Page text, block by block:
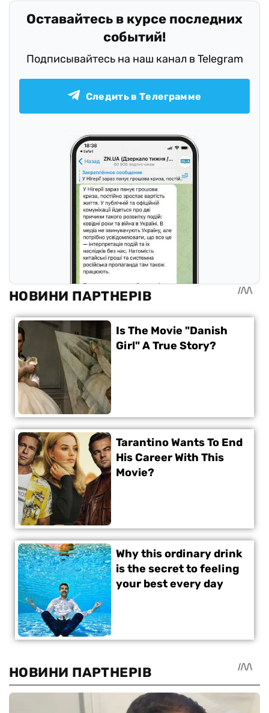
Оставайтесь в курсе последних
событий!
Подписывайтесь на наш канал в Telegram
Следить в Телеграмме